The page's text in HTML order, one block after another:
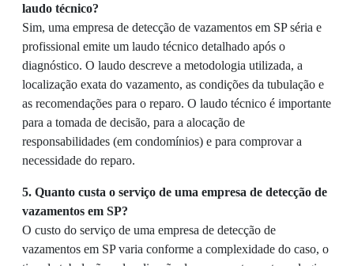
laudo técnico?
Sim, uma empresa de detecção de vazamentos em SP séria e
profissional emite um laudo técnico detalhado após o
diagnóstico. O laudo descreve a metodologia utilizada, a
localização exata do vazamento, as condições da tubulação e
as recomendações para o reparo. O laudo técnico é importante
para a tomada de decisão, para a alocação de
responsabilidades (em condomínios) e para comprovar a
necessidade do reparo.
5. Quanto custa o serviço de uma empresa de detecção de
vazamentos em SP?
O custo do serviço de uma empresa de detecção de
vazamentos em SP varia conforme a complexidade do caso, o